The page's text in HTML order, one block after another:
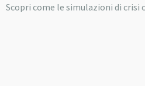
Scopri come le simulazioni di